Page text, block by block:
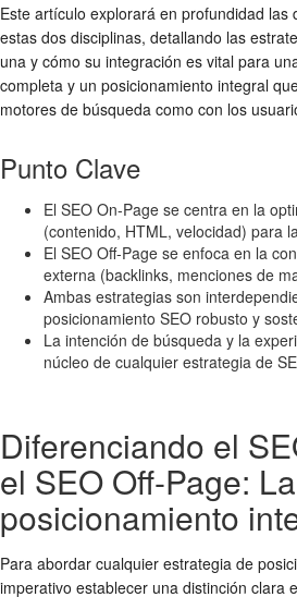
Este artículo explorará en profundidad las
estas dos disciplinas, detallando las
una y cómo su integración es vital para
completa y un posicionamiento integral
motores de búsqueda como con los
Punto Clave
El SEO On-Page se centra en la
(contenido, HTML, velocidad) para
El SEO Off-Page se enfoca en la
externa (backlinks, menciones de
Ambas estrategias son
posicionamiento SEO robusto y
La intención de búsqueda y la
núcleo de cualquier estrategia de
Diferenciando el
el SEO Off-Page:
posicionamiento
Para abordar cualquier estrategia de
imperativo establecer una distinción clara